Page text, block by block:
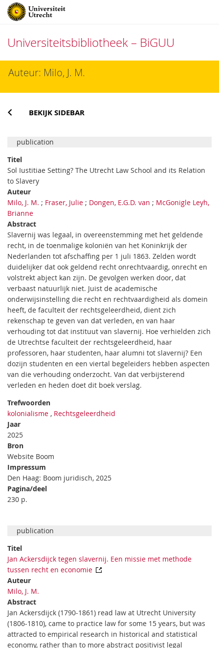
Universiteitsbibliotheek – BiGUU
naarAuteur: Milo, J. M.
BEKIJK SIDEBAR
publication
Titel
Sol Iustitiae Setting? The Utrecht Law School and its Relation
to Slavery
Auteur
Milo, J. M. ; Fraser, Julie ; Dongen, E.G.D. van ; McGonigle Leyh,
Brianne
Abstract
Slavernij was legaal, in overeenstemming met het geldende
recht, in de toenmalige koloniën van het Koninkrijk der
Nederlanden tot afschaffing per 1 juli 1863. Zelden wordt
duidelijker dat ook geldend recht onrechtvaardig, onrecht en
volstrekt abject kan zijn. De gevolgen werken door, dat
verbaast natuurlijk niet. Juist de academische
onderwijsinstelling die recht en rechtvaardigheid als domein
heeft, de faculteit der rechtsgeleerdheid, dient zich
rekenschap te geven van dat verleden, en van haar
verhouding tot dat instituut van slavernij. Hoe verhielden zich
de Utrechtse faculteit der rechtsgeleerdheid, haar
professoren, haar studenten, haar alumni tot slavernij? Een
dozijn studenten en een viertal begeleiders hebben aspecten
van die verhouding onderzocht. Van dat verbijsterend
verleden en heden doet dit boek verslag.
Trefwoorden
kolonialisme , Rechtsgeleerdheid
Jaar
2025
Bron
Website Boom
Impressum
Den Haag: Boom juridisch, 2025
Pagina/deel
230 p.
publication
Titel
Jan Ackersdijck tegen slavernij. Een missie met methode
tussen recht en economie
Auteur
Milo, J. M.
Abstract
Jan Ackersdijck (1790-1861) read law at Utrecht University
(1806-1810), came to practice law for some 15 years, but was
attracted to empirical research in historical and statistical
economy, rather than to more abstract positivist legal